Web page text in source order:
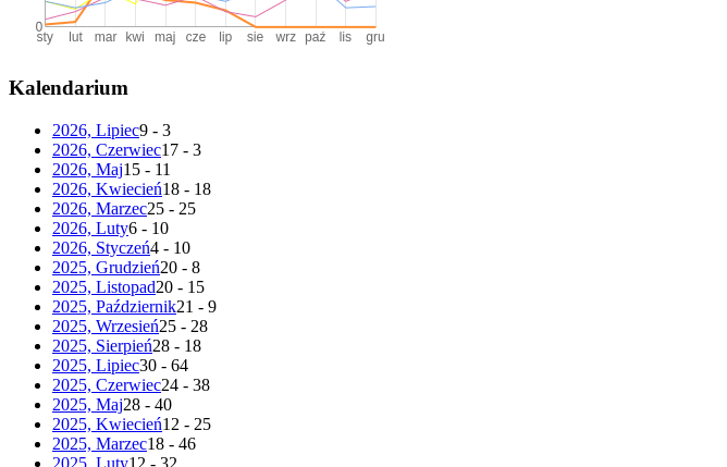
Kalendarium
2026, Lipiec9 - 3
2026, Czerwiec17 - 3
2026, Maj15 - 11
2026, Kwiecień18 - 18
2026, Marzec25 - 25
2026, Luty6 - 10
2026, Styczeń4 - 10
2025, Grudzień20 - 8
2025, Listopad20 - 15
2025, Październik21 - 9
2025, Wrzesień25 - 28
2025, Sierpień28 - 18
2025, Lipiec30 - 64
2025, Czerwiec24 - 38
2025, Maj28 - 40
2025, Kwiecień12 - 25
2025, Marzec18 - 46
2025, Luty12 - 32